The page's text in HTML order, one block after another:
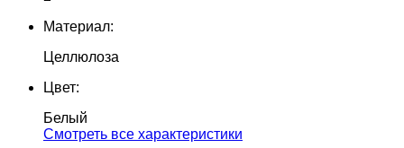
Материал:
Целлюлоза
Цвет:
Белый
Cмотреть все характеристики